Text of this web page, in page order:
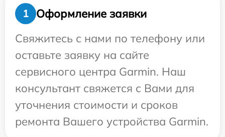
1
Оформление заявки
Свяжитесь с нами по телефону или
оставьте заявку на сайте
сервисного центра Garmin. Наш
консультант свяжется с Вами для
уточнения стоимости и сроков
ремонта Вашего устройства Garmin.